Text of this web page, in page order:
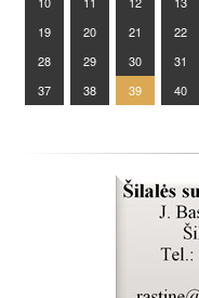
19
20 21 22
28
29 30 31
37
38 39 40